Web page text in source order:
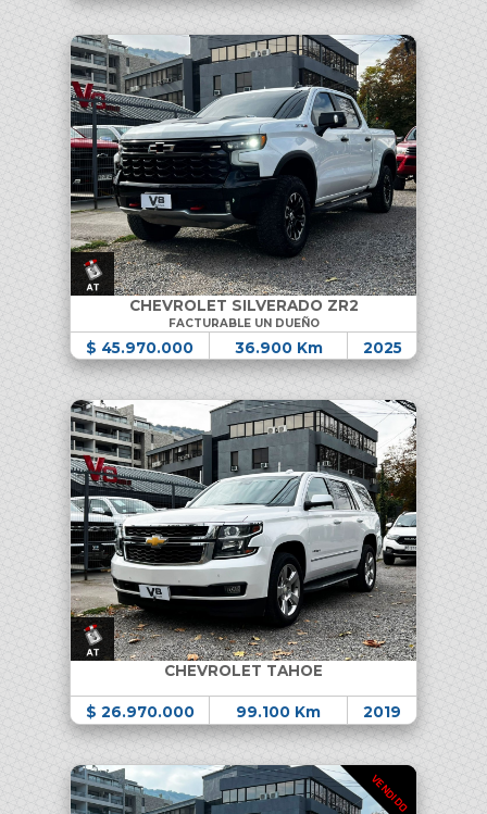
CHEVROLET SILVERADO ZR2
FACTURABLE UN DUEÑO
$ 45.970.000 36.900 Km 2025
CHEVROLET TAHOE
$ 26.970.000 99.100 Km 2019
VENDIDO